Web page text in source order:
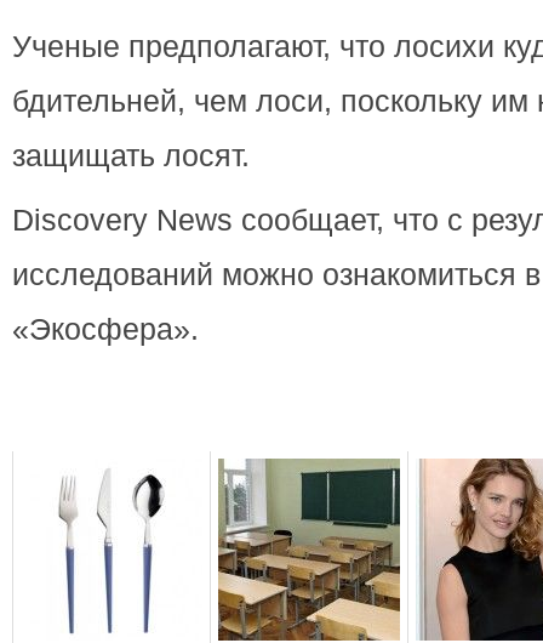
Ученые предполагают, что лосихи
бдительней, чем лоси, поскольку им
защищать лосят.
Discovery News сообщает, что с
исследований можно ознакомиться
«Экосфера».